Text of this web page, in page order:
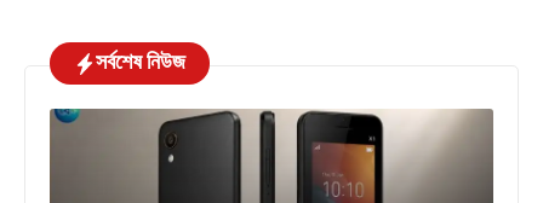
সর্বশেষ নিউজ